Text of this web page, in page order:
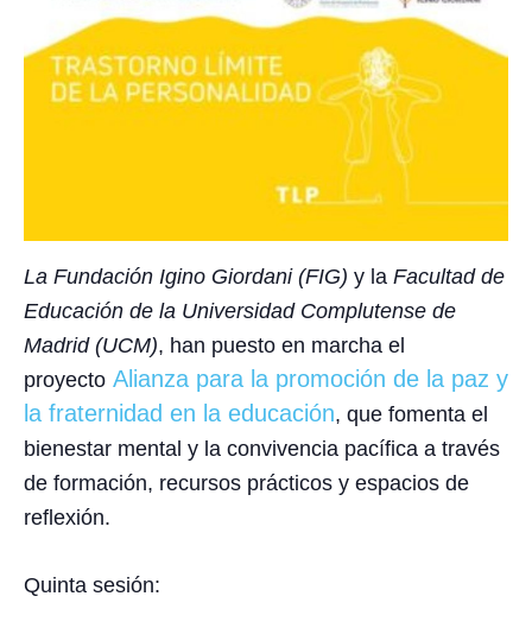
La Fundación Igino Giordani (FIG) y la Facultad de
Educación de la Universidad Complutense de
Madrid (UCM), han puesto en marcha el
proyecto Alianza para la promoción de la paz y
la fraternidad en la educación, que fomenta el
bienestar mental y la convivencia pacífica a través
de formación, recursos prácticos y espacios de
reflexión.
Quinta sesión: